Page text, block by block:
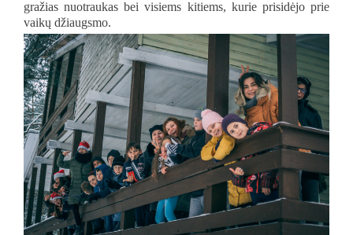
gražias nuotraukas bei visiems kitiems, kurie prisidėjo prie
vaikų džiaugsmo.